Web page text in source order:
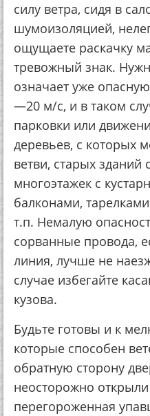
силу ветра, сидя в
шумоизоляцией,
ощущаете раскачку
тревожный знак.
означает уже
—20 м/с, и в таком
парковки или
деревьев, с которых
ветви, старых
многоэтажек с
балконами,
т.п. Немалую
сорванные провода,
линия, лучше не
случае избегайте
кузова.
Будьте готовы и к
которые способен
обратную сторону
неосторожно
перегороженная